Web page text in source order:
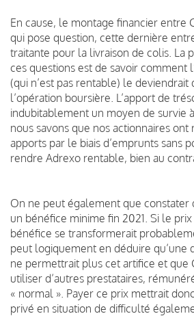
En cause, le montage financier entre
qui pose question, cette dernière
traitante pour la livraison de colis. La
ces questions est de savoir comment
(qui n’est pas rentable) le deviendrait
l’opération boursière. L’apport de
indubitablement un moyen de survie
nous savons que nos actionnaires
apports par le biais d’emprunts sans
rendre Adrexo rentable, bien au
On ne peut également que constater
un bénéfice minime fin 2021. Si le
bénéfice se transformerait
peut logiquement en déduire qu’une
ne permettrait plus cet artifice et que
utiliser d’autres prestataires,
« normal ». Payer ce prix mettrait
privé en situation de difficulté